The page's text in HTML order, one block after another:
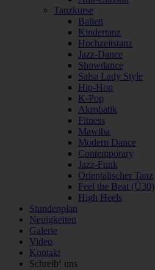
Tanzkurse
Ballett
Kindertanz
Hochzeitstanz
Jazz-Dance
Showdance
Salsa Lady Style
Hip-Hop
K-Pop
Akrobatik
Fitness
Mawiba
Modern Dance
Contemporary
Jazz-Funk
Orientalischer Tanz
Feel the Beat (Ü30)
High Heels
Stundenplan
Neuigkeiten
Galerie
Video
Kontakt
Schreib‘ uns